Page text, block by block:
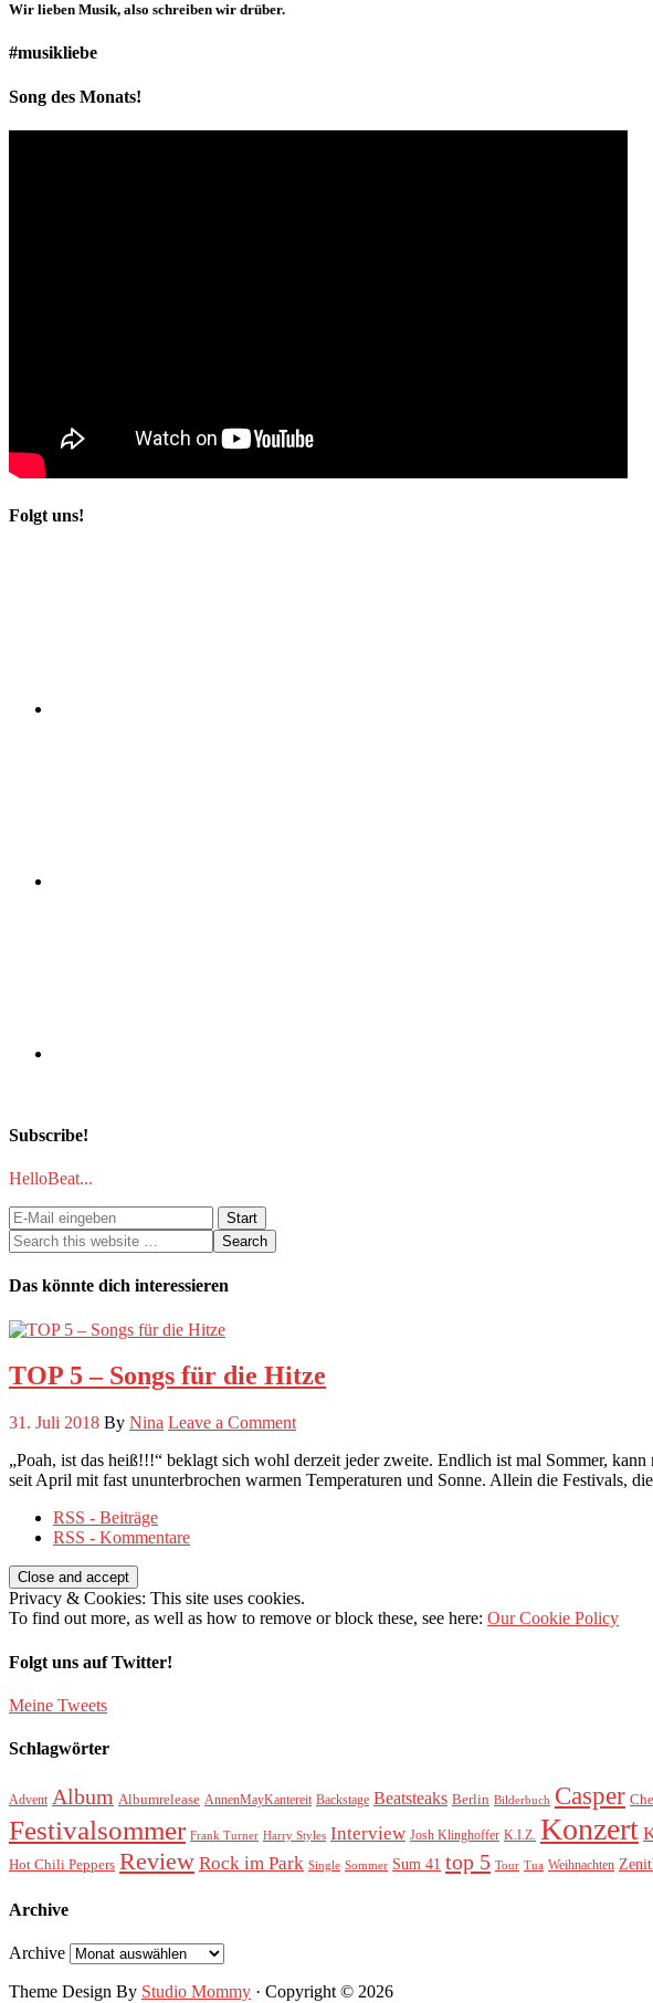
Wir lieben Musik, also schreiben wir drüber.
#musikliebe
Song des Monats!
Folgt uns!
Subscribe!
HelloBeat...
Das könnte dich interessieren
TOP 5 – Songs für die Hitze
31. Juli 2018 By Nina Leave a Comment
„Poah, ist das heiß!!!“ beklagt sich wohl derzeit jeder zweite. Endlich ist mal Sommer,
seit April mit fast ununterbrochen warmen Temperaturen und Sonne. Allein die Festivals,
RSS - Beiträge
RSS - Kommentare
Privacy & Cookies: This site uses cookies.
To find out more, as well as how to remove or block these, see here: Our Cookie Policy
Folgt uns auf Twitter!
Meine Tweets
Schlagwörter
Advent Album Albumrelease AnnenMayKantereit Backstage Beatsteaks Berlin Bilderbuch Casper
Festivalsommer Frank Turner Harry Styles Interview Josh Klinghoffer K.I.Z. Konzert
Hot Chili Peppers Review Rock im Park Single Sommer Sum 41 top 5 Tour Tua Weihnachten
Archive
Archive
Theme Design By Studio Mommy · Copyright © 2026